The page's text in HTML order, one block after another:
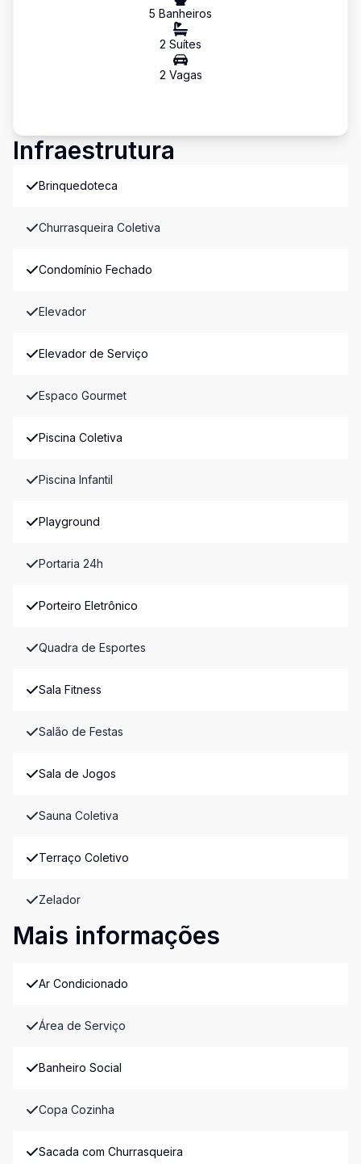
5 Banheiros
2 Suítes
2 Vagas
Infraestrutura
Brinquedoteca
Churrasqueira Coletiva
Condomínio Fechado
Elevador
Elevador de Serviço
Espaco Gourmet
Piscina Coletiva
Piscina Infantil
Playground
Portaria 24h
Porteiro Eletrônico
Quadra de Esportes
Sala Fitness
Salão de Festas
Sala de Jogos
Sauna Coletiva
Terraço Coletivo
Zelador
Mais informações
Ar Condicionado
Área de Serviço
Banheiro Social
Copa Cozinha
Sacada com Churrasqueira